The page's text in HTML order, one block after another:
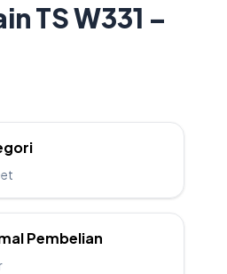
TS W331 –
Pembelian